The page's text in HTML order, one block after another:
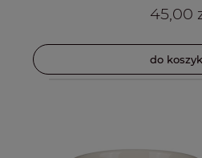
45,00
do